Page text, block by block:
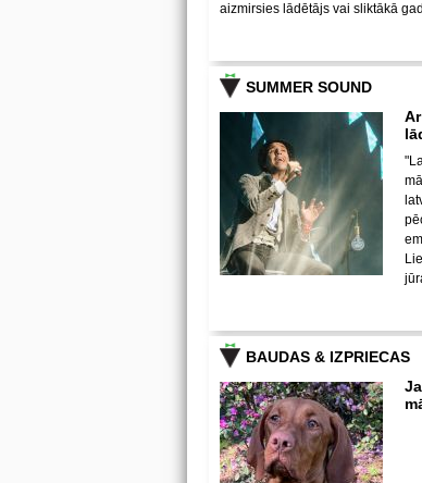
aizmirsies lādētājs vai sliktākā
SUMMER SOUND
BAUDAS & IZPRIECAS